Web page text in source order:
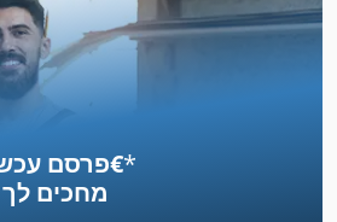
פרסם עכשיו החל מ־‏4.49 ‏€*
מחכים לך